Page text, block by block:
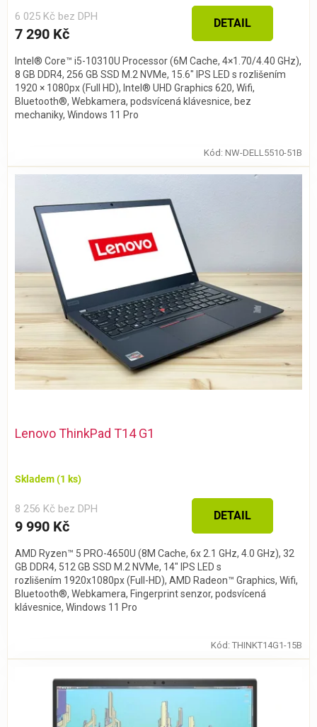
6 025 Kč bez DPH
7 290 Kč
DETAIL
Intel® Core™ i5-10310U Processor (6M Cache, 4×1.70/4.40 GHz),
8 GB DDR4, 256 GB SSD M.2 NVMe, 15.6″ IPS LED s rozlišením
1920 × 1080px (Full HD), Intel® UHD Graphics 620, Wifi,
Bluetooth®, Webkamera, podsvícená klávesnice, bez
mechaniky, Windows 11 Pro
Kód: NW-DELL5510-51B
Lenovo ThinkPad T14 G1
Skladem(1 ks)
8 256 Kč bez DPH
9 990 Kč
DETAIL
AMD Ryzen™ 5 PRO-4650U (8M Cache, 6x 2.1 GHz, 4.0 GHz), 32
GB DDR4, 512 GB SSD M.2 NVMe, 14" IPS LED s
rozlišením 1920x1080px (Full-HD), AMD Radeon™ Graphics, Wifi,
Bluetooth®, Webkamera, Fingerprint senzor, podsvícená
klávesnice, Windows 11 Pro
Kód: THINKT14G1-15B